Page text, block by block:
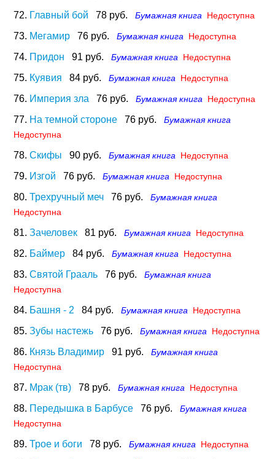
72. Главный бой 78 руб. Бумажная книга Недоступна
73. Мегамир 76 руб. Бумажная книга Недоступна
74. Придон 91 руб. Бумажная книга Недоступна
75. Куявия 84 руб. Бумажная книга Недоступна
76. Империя зла 76 руб. Бумажная книга Недоступна
77. На темной стороне 76 руб.
Бумажная книга
Недоступна
78. Скифы 90 руб. Бумажная книга Недоступна
79. Изгой 76 руб. Бумажная книга Недоступна
80. Трехручный меч 76 руб.
Бумажная книга
Недоступна
81. Зачеловек 81 руб. Бумажная книга Недоступна
82. Баймер 84 руб. Бумажная книга Недоступна
83. Святой Грааль 76 руб.
Бумажная книга
Недоступна
84. Башня - 2 84 руб. Бумажная книга Недоступна
85. Зубы настежь 76 руб. Бумажная книга Недоступна
86. Князь Владимир 91 руб.
Бумажная книга
Недоступна
87. Мрак (тв) 78 руб. Бумажная книга Недоступна
88. Передышка в Барбусе 76 руб.
Бумажная книга
Недоступна
89. Трое и боги 78 руб. Бумажная книга Недоступна